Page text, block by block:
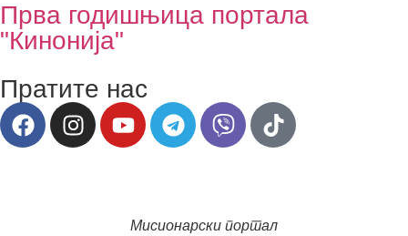
Прва годишњица портала
"Кинонија"
Пратите нас
Мисионарски портал